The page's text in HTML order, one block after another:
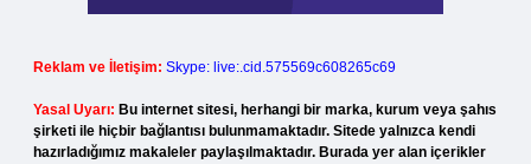
Reklam ve İletişim: Skype: live:.cid.575569c608265c69
Yasal Uyarı: Bu internet sitesi, herhangi bir marka, kurum veya şahıs
şirketi ile hiçbir bağlantısı bulunmamaktadır. Sitede yalnızca kendi
hazırladığımız makaleler paylaşılmaktadır. Burada yer alan içerikler